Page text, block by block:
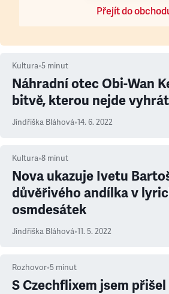
Přejít do
Kultura•5 minut
Náhradní otec Obi-Wan
bitvě, kterou nejde vyhrát
Jindřiška Bláhová•14. 6. 2022
Kultura•8 minut
Nova ukazuje Ivetu
důvěřivého andílka v
osmdesátek
Jindřiška Bláhová•11. 5. 2022
Rozhovor•5 minut
S Czechflixem jsem